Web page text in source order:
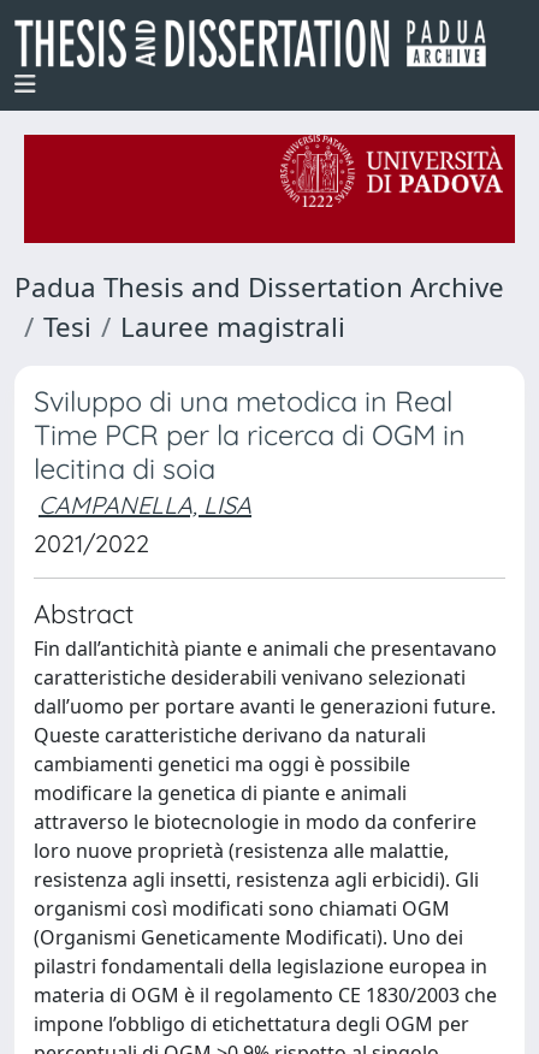
Padua Thesis and Dissertation Archive
Tesi
Lauree magistrali
Sviluppo di una metodica in Real
Time PCR per la ricerca di OGM in
lecitina di soia
CAMPANELLA, LISA
2021/2022
Abstract
Fin dall’antichità piante e animali che presentavano
caratteristiche desiderabili venivano selezionati
dall’uomo per portare avanti le generazioni future.
Queste caratteristiche derivano da naturali
cambiamenti genetici ma oggi è possibile
modificare la genetica di piante e animali
attraverso le biotecnologie in modo da conferire
loro nuove proprietà (resistenza alle malattie,
resistenza agli insetti, resistenza agli erbicidi). Gli
organismi così modificati sono chiamati OGM
(Organismi Geneticamente Modificati). Uno dei
pilastri fondamentali della legislazione europea in
materia di OGM è il regolamento CE 1830/2003 che
impone l’obbligo di etichettatura degli OGM per